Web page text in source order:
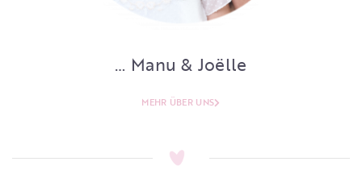
… Manu & Joëlle
MEHR ÜBER UNS